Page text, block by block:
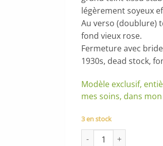
légèrement soyeux
Au verso (doublure)
fond vieux rose.
Fermeture avec
1930s, dead stock,
Modèle exclusif,
mes soins, dans
3 en stock
quantité de Pochette